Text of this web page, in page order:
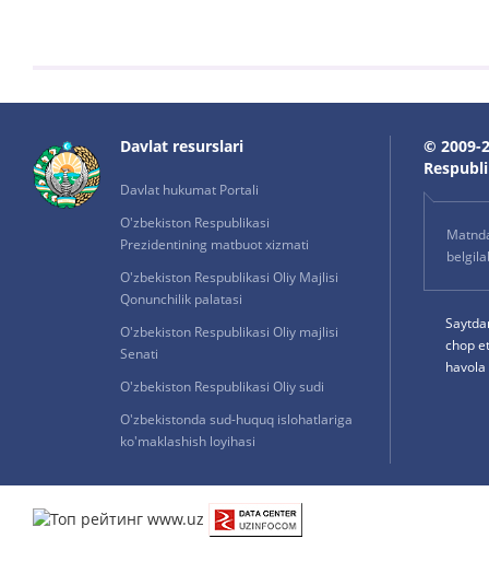
Davlat resurslari
Davlat hukumat Portali
O'zbekiston Respublikasi
Prezidentining matbuot xizmati
O'zbekiston Respublikasi Oliy Majlisi
Qonunchilik palatasi
O'zbekiston Respublikasi Oliy majlisi
Senati
O'zbekiston Respublikasi Oliy sudi
O'zbekistonda sud-huquq islohatlariga
ko'maklashish loyihasi
© 2009-
chop